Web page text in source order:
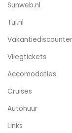
Sunweb.nl
Tui.nl
Vliegtickets
Accomodaties
Cruises
Autohuur
Links